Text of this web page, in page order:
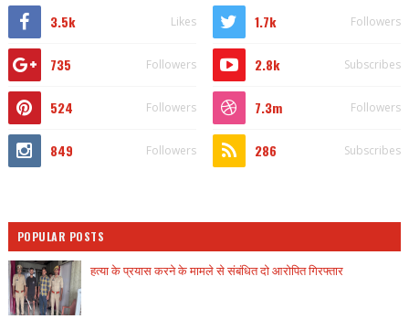
3.5k Likes 1.7k Followers
735 Followers 2.8k Subscribes
524 Followers 7.3m Followers
849 Followers 286 Subscribes
POPULAR POSTS
हत्या के प्रयास करने के मामले से संबंधित दो आरोपित गिरफ्तार